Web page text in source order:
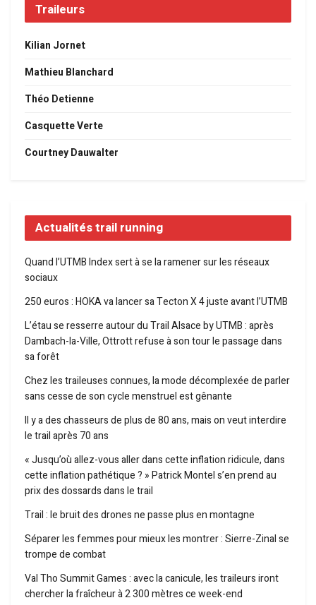
Traileurs
Kilian Jornet
Mathieu Blanchard
Théo Detienne
Casquette Verte
Courtney Dauwalter
Actualités trail running
Quand l’UTMB Index sert à se la ramener sur les réseaux
sociaux
250 euros : HOKA va lancer sa Tecton X 4 juste avant l’UTMB
L’étau se resserre autour du Trail Alsace by UTMB : après
Dambach-la-Ville, Ottrott refuse à son tour le passage dans
sa forêt
Chez les traileuses connues, la mode décomplexée de parler
sans cesse de son cycle menstruel est gênante
Il y a des chasseurs de plus de 80 ans, mais on veut interdire
le trail après 70 ans
« Jusqu’où allez-vous aller dans cette inflation ridicule, dans
cette inflation pathétique ? » Patrick Montel s’en prend au
prix des dossards dans le trail
Trail : le bruit des drones ne passe plus en montagne
Séparer les femmes pour mieux les montrer : Sierre-Zinal se
trompe de combat
Val Tho Summit Games : avec la canicule, les traileurs iront
chercher la fraîcheur à 2 300 mètres ce week-end